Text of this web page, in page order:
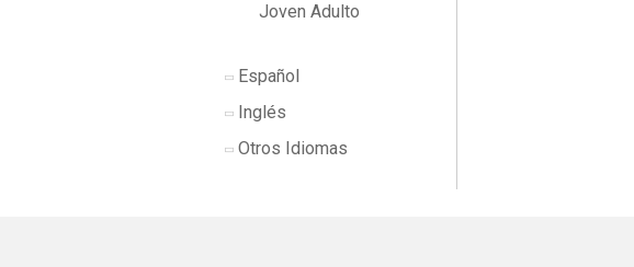
Joven Adulto
Español
Inglés
Otros Idiomas